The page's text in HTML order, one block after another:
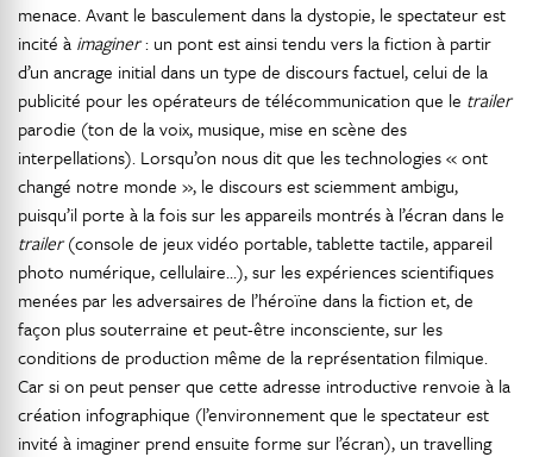
menace. Avant le basculement dans la dystopie, le spectateur est
incité à imaginer: un pont est ainsi tendu vers la fiction à partir
d’un ancrage initial dans un type de discours factuel, celui de la
publicité pour les opérateurs de télécommunication que le trailer
parodie (ton de la voix, musique, mise en scène des
interpellations). Lorsqu’on nous dit que les technologies « ont
changé notre monde », le discours est sciemment ambigu,
puisqu’il porte à la fois sur les appareils montrés à l’écran dans le
trailer(console de jeux vidéo portable, tablette tactile, appareil
photo numérique, cellulaire…), sur les expériences scientifiques
menées par les adversaires de l’héroïne dans la fiction et, de
façon plus souterraine et peut-être inconsciente, sur les
conditions de production même de la représentation filmique.
Car si on peut penser que cette adresse introductive renvoie à la
création infographique (l’environnement que le spectateur est
invité à imaginer prend ensuite forme sur l’écran), un travelling